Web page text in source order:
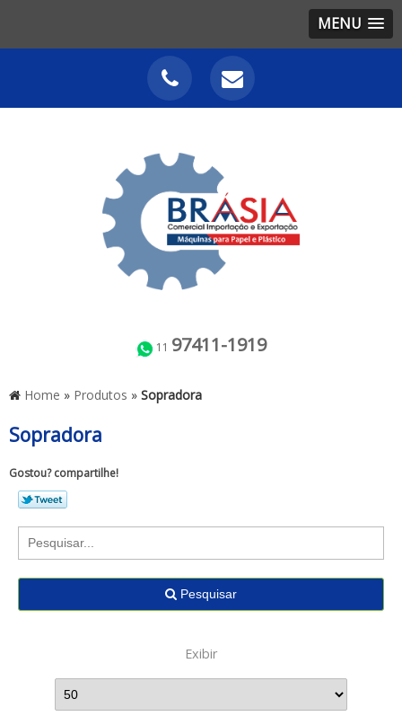
MENU
11 97411-1919
Home » Produtos » Sopradora
Sopradora
Gostou? compartilhe!
Pesquisar
Exibir